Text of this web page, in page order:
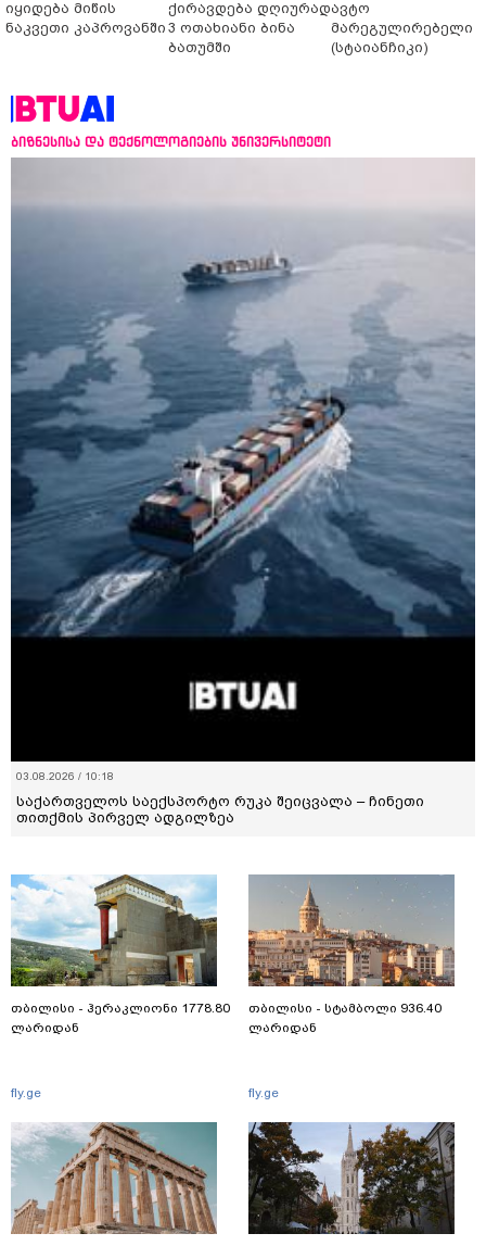
იყიდება მიწის
ნაკვეთი კაპროვანში
ქირავდება დღიურად
3 ოთახიანი ბინა
ბათუმში
ავტო
მარეგულირებელი
(სტაიანჩიკი)
ბიზნესისა და ტექნოლოგიების უნივერსიტეტი
03.08.2026 / 10:18
საქართველოს საექსპორტო რუკა შეიცვალა – ჩინეთი
თითქმის პირველ ადგილზეა
თბილისი - ჰერაკლიონი 1778.80
ლარიდან
fly.ge
თბილისი - სტამბოლი 936.40
ლარიდან
fly.ge